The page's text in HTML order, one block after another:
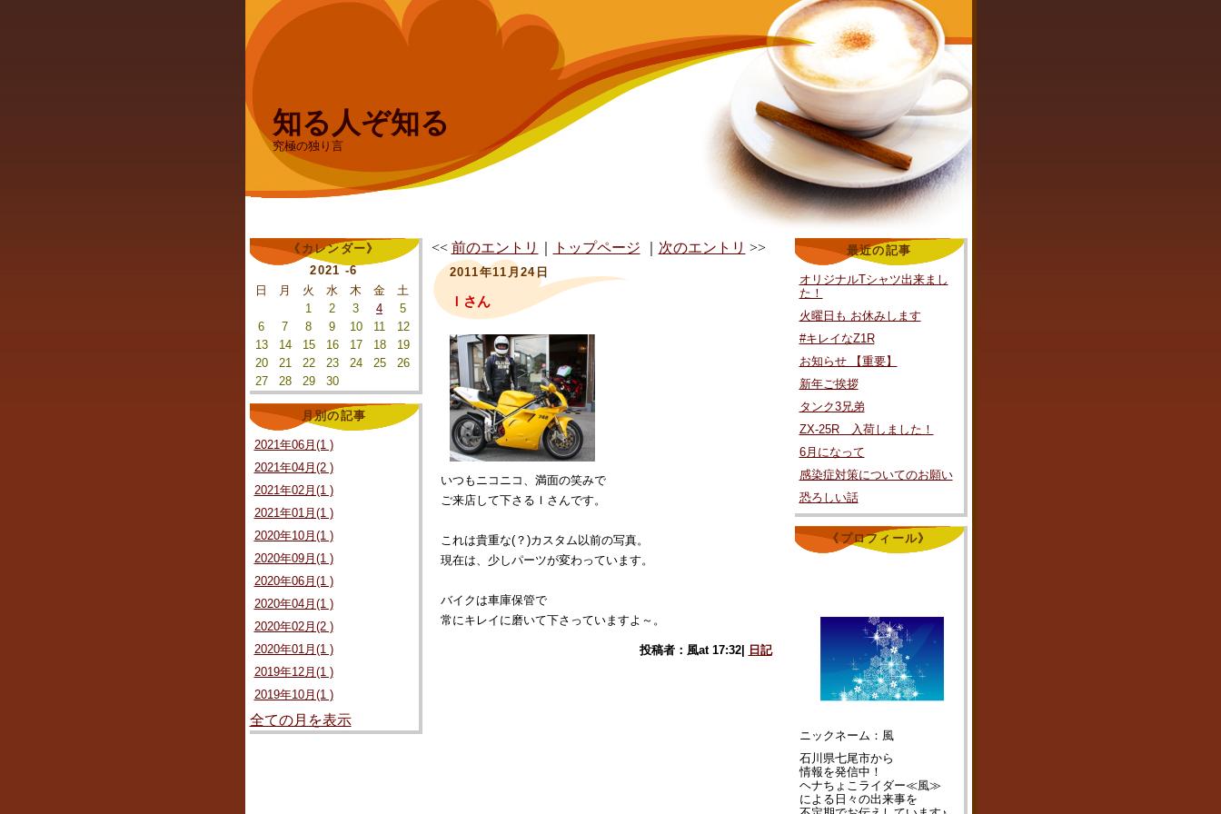
知る人ぞ知る
究極の独り言
《カレンダー》
2021 -6
日
月 火 水 木 金
土
1
2 3 4
5
6
7 8 9 10 11
12
13
14 15 16 17 18
19
20
21 22 23 24 25
26
27
28 29 30
月別の記事
2021年06月(1 )
2021年04月(2 )
2021年02月(1 )
2021年01月(1 )
2020年10月(1 )
2020年09月(1 )
2020年06月(1 )
2020年04月(1 )
2020年02月(2 )
2020年01月(1 )
2019年12月(1 )
2019年10月(1 )
全ての月を表示
<< 前のエントリ トップページ 次のエントリ >>
2011年11月24日
Ｉさん
いつもニコニコ、満面の笑みで
ご来店して下さるＩさんです。
これは貴重な(？)カスタム以前の写真。
現在は、少しパーツが変わっています。
バイクは車庫保管で
常にキレイに磨いて下さっていますよ～。
投稿者：風at 17:32| 日記
最近の記事
オリジナルTシャツ出来まし
た！
火曜日も お休みします
#キレイなZ1R
お知らせ 【重要】
新年ご挨拶
タンク3兄弟
ZX-25R 入荷しました！
6月になって
感染症対策についてのお願い
恐ろしい話
《プロフィール》
ニックネーム：風
石川県七尾市から
情報を発信中！
ヘナちょこライダー≪風≫
による日々の出来事を